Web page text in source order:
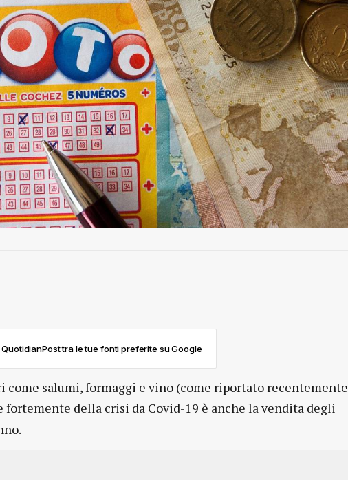
tra le tue fonti preferite su Google
salumi, formaggi e vino (come riportato recentemente
fortemente della crisi da Covid-19 è anche la vendita degli